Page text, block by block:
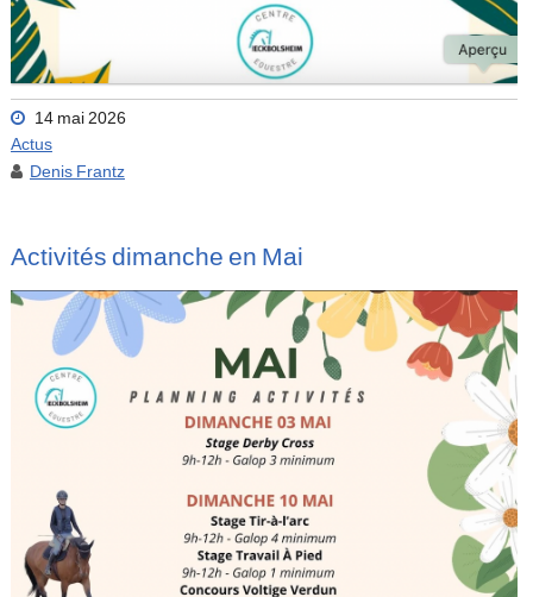
14 mai 2026
Actus
Denis Frantz
Activités dimanche en Mai